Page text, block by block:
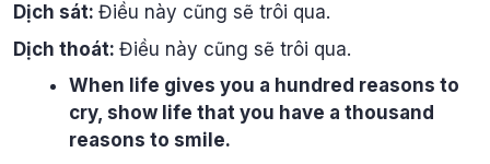
Dịch sát: Điều này cũng sẽ trôi qua.
Dịch thoát: Điều này cũng sẽ trôi qua.
When life gives you a hundred reasons to
cry, show life that you have a thousand
reasons to smile.